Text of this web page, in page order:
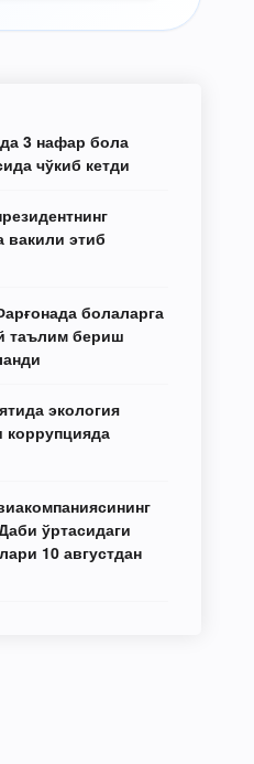
3 нафар бола
чўкиб кетди
вакили этиб
болаларга
таълим бериш
экология
ўртасидаги
10 августдан